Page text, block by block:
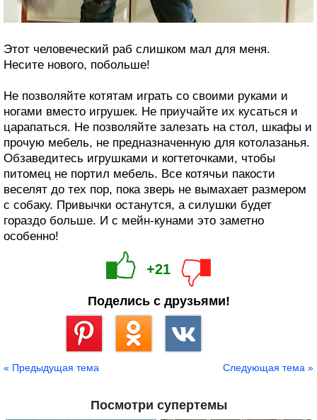
Этот человеческий раб слишком мал для меня.
Несите нового, побольше!
Не позволяйте котятам играть со своими руками и
ногами вместо игрушек. Не приучайте их кусаться и
царапаться. Не позволяйте залезать на стол, шкафы и
прочую мебель, не предназначенную для котолазанья.
Обзаведитесь игрушками и когтеточками, чтобы
питомец не портил мебель. Все котячьи пакости
веселят до тех пор, пока зверь не вымахает размером
с собаку. Привычки останутся, а силушки будет
гораздо больше. И с мейн-кунами это заметно
особенно!
+21
Поделись с друзьями!
« Предыдущая тема Следующая тема »
Посмотри супертемы